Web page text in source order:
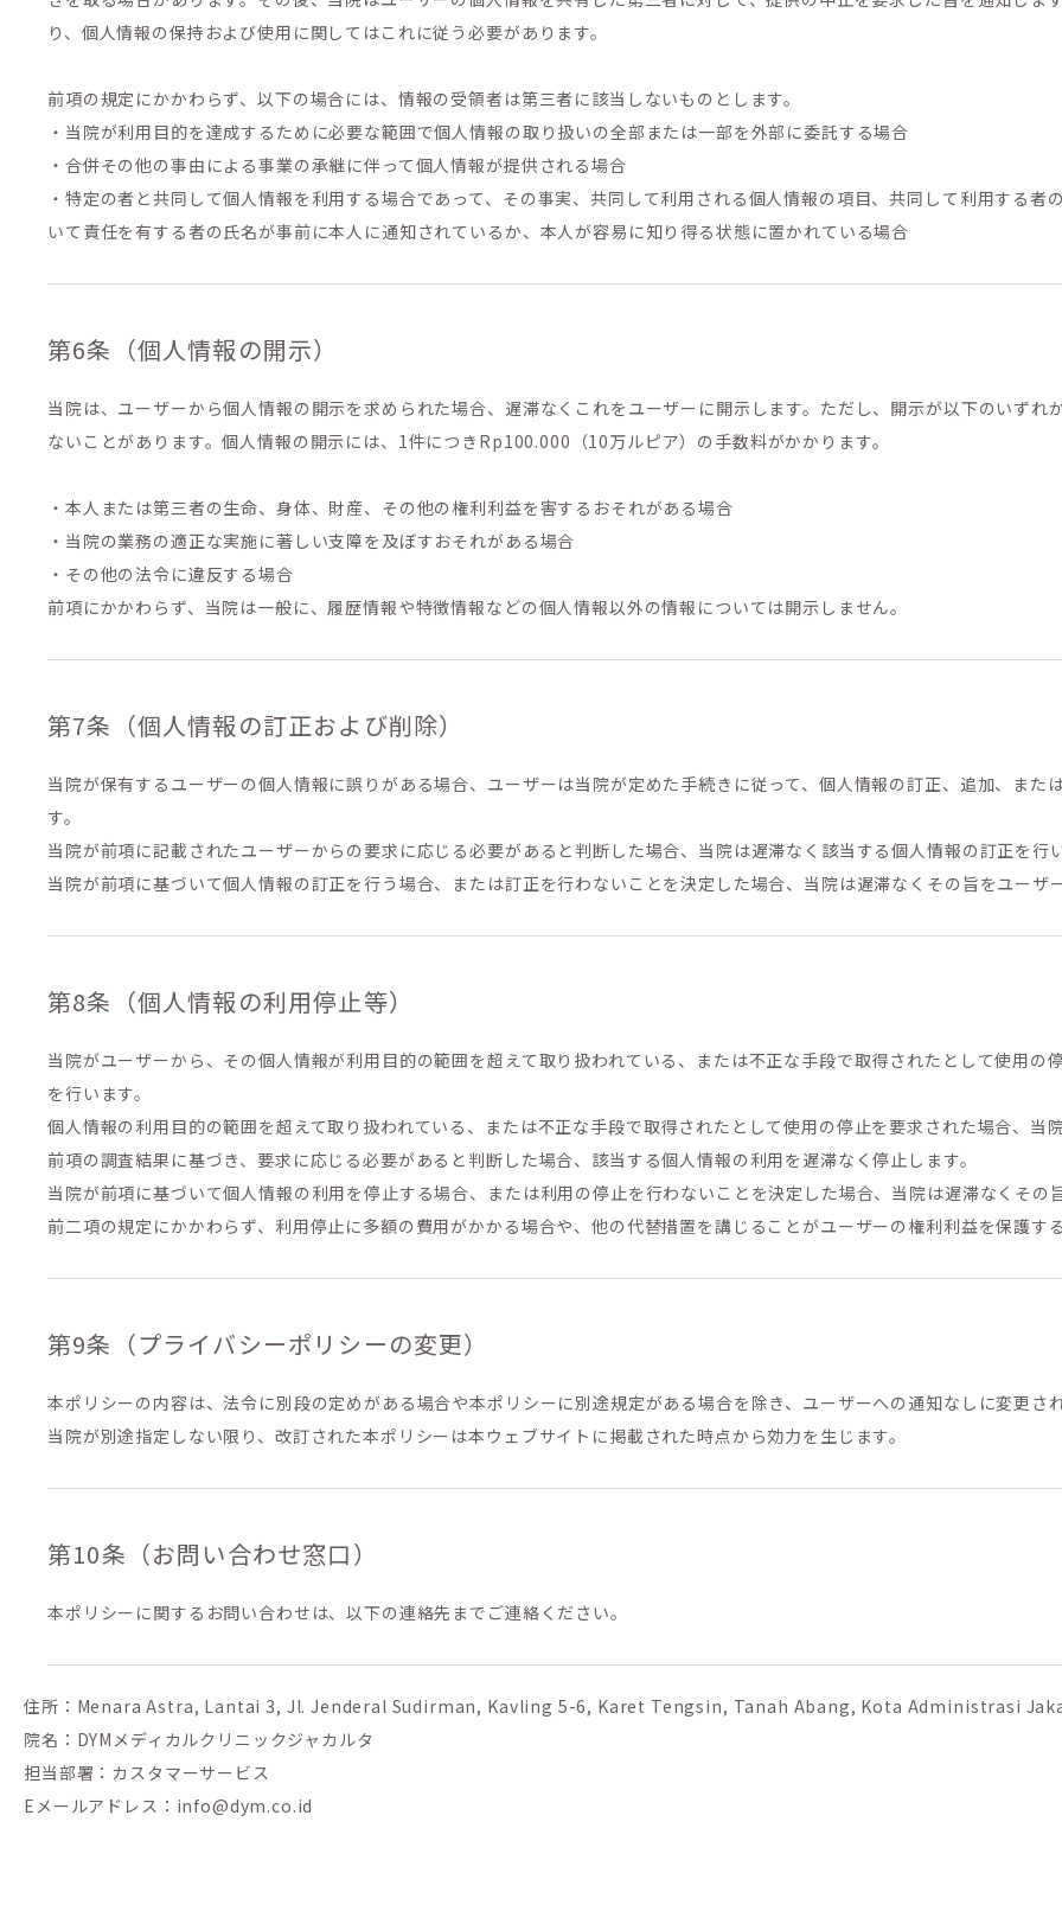
り、個人情報の保持および使用に関してはこれに従う必要があります。
前項の規定にかかわらず、以下の場合には、情報の受領者は第三者に該当しないものとします。
・当院が利用目的を達成するために必要な範囲で個人情報の取り扱いの全部または一部を外部に委託する場合
・合併その他の事由による事業の承継に伴って個人情報が提供される場合
・特定の者と共同して個人情報を利用する場合であって、その事実、共同して利用される個人情報の項目、共同して利用する
いて責任を有する者の氏名が事前に本人に通知されているか、本人が容易に知り得る状態に置かれている場合
第6条（個人情報の開示）
当院は、ユーザーから個人情報の開示を求められた場合、遅滞なくこれをユーザーに開示します。ただし、開示が以下のいず
ないことがあります。個人情報の開示には、1件につきRp100.000（10万ルピア）の手数料がかかります。
・本人または第三者の生命、身体、財産、その他の権利利益を害するおそれがある場合
・当院の業務の適正な実施に著しい支障を及ぼすおそれがある場合
・その他の法令に違反する場合
前項にかかわらず、当院は一般に、履歴情報や特徴情報などの個人情報以外の情報については開示しません。
第7条（個人情報の訂正および削除）
当院が保有するユーザーの個人情報に誤りがある場合、ユーザーは当院が定めた手続きに従って、個人情報の訂正、追加、ま
す。
当院が前項に記載されたユーザーからの要求に応じる必要があると判断した場合、当院は遅滞なく該当する個人情報の訂正を行い
当院が前項に基づいて個人情報の訂正を行う場合、または訂正を行わないことを決定した場合、当院は遅滞なくその旨をユーザ
第8条（個人情報の利用停止等）
当院がユーザーから、その個人情報が利用目的の範囲を超えて取り扱われている、または不正な手段で取得されたとして使用
を行います。
個人情報の利用目的の範囲を超えて取り扱われている、または不正な手段で取得されたとして使用の停止を要求された場合、当
前項の調査結果に基づき、要求に応じる必要があると判断した場合、該当する個人情報の利用を遅滞なく停止します。
当院が前項に基づいて個人情報の利用を停止する場合、または利用の停止を行わないことを決定した場合、当院は遅滞なくその
前二項の規定にかかわらず、利用停止に多額の費用がかかる場合や、他の代替措置を講じることがユーザーの権利利益を保護す
第9条（プライバシーポリシーの変更）
本ポリシーの内容は、法令に別段の定めがある場合や本ポリシーに別途規定がある場合を除き、ユーザーへの通知なしに変更さ
当院が別途指定しない限り、改訂された本ポリシーは本ウェブサイトに掲載された時点から効力を生じます。
第10条（お問い合わせ窓口）
本ポリシーに関するお問い合わせは、以下の連絡先までご連絡ください。
住所：Menara Astra, Lantai 3, Jl. Jenderal Sudirman, Kavling 5-6, Karet Tengsin, Tanah Abang, Kota Administrasi
院名：DYMメディカルクリニックジャカルタ
担当部署：カスタマーサービス
Eメールアドレス：info@dym.co.id